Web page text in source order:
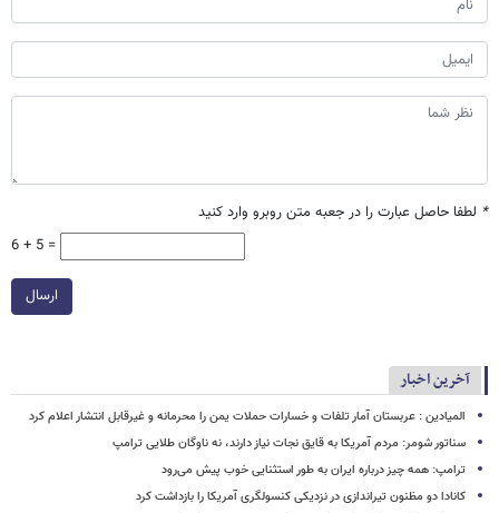
* لطفا حاصل عبارت را در جعبه متن روبرو وارد کنید
6 + 5 =
ارسال
آخرین اخبار
المیادین : عربستان آمار تلفات و خسارات حملات یمن را محرمانه و غیرقابل انتشار اعلام کرد
سناتور شومر: مردم آمریکا به قایق نجات نیاز دارند، نه ناوگان طلایی ترامپ
ترامپ: همه چیز درباره ایران به طور استثنایی خوب پیش می‌رود
کانادا دو مظنون تیراندازی در نزدیکی کنسولگری آمریکا را بازداشت کرد